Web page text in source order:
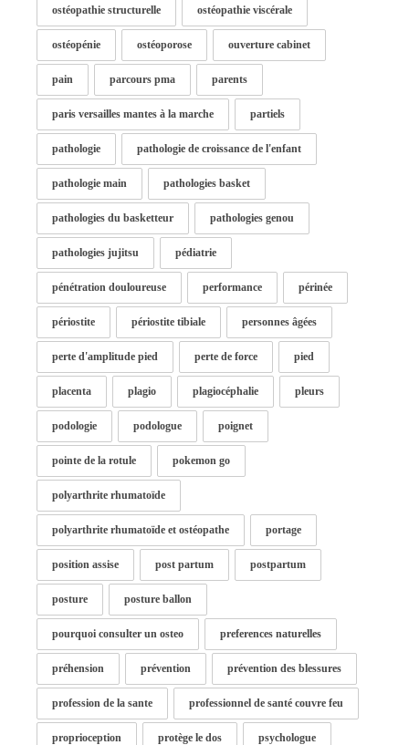
ostéopathie structurelle ostéopathie viscérale
ostéopénie ostéoporose ouverture cabinet
pain parcours pma parents
paris versailles mantes à la marche partiels
pathologie pathologie de croissance de l'enfant
pathologie main pathologies basket
pathologies du basketteur pathologies genou
pathologies jujitsu pédiatrie
pénétration douloureuse performance périnée
périostite périostite tibiale personnes âgées
perte d'amplitude pied perte de force pied
placenta plagio plagiocéphalie pleurs
podologie podologue poignet
pointe de la rotule pokemon go
polyarthrite rhumatoïde
polyarthrite rhumatoïde et ostéopathe portage
position assise post partum postpartum
posture posture ballon
pourquoi consulter un osteo preferences naturelles
préhension prévention prévention des blessures
profession de la sante professionnel de santé couvre feu
proprioception protège le dos psychologue